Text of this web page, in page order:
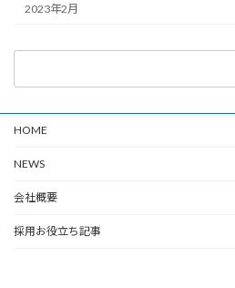
2023年2月
HOME
NEWS
会社概要
採用お役立ち記事